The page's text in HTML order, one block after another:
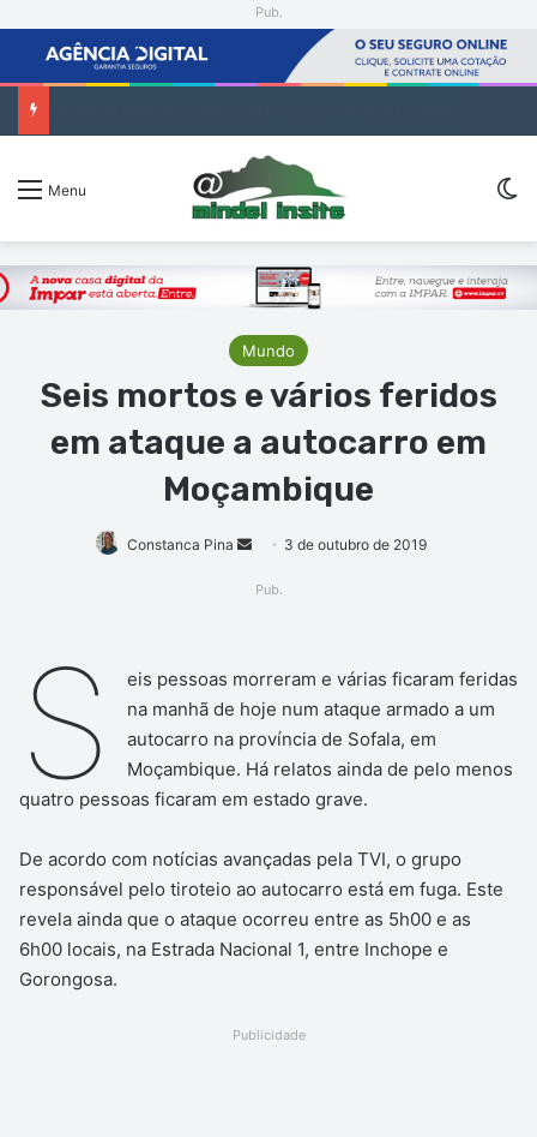
Pub.
Menu
Mundo
Seis mortos e vários feridos
em ataque a autocarro em
Moçambique
Constanca Pina
Mande3 de outubro de 2019
Pub.
S
eis pessoas morreram e várias ficaram feridas
na manhã de hoje num ataque armado a um
autocarro na província de Sofala, em
Moçambique. Há relatos ainda de pelo menos
quatro pessoas ficaram em estado grave.
De acordo com notícias avançadas pela TVI, o grupo
responsável pelo tiroteio ao autocarro está em fuga. Este
revela ainda que o ataque ocorreu entre as 5h00 e as
6h00 locais, na Estrada Nacional 1, entre Inchope e
Gorongosa.
Publicidade